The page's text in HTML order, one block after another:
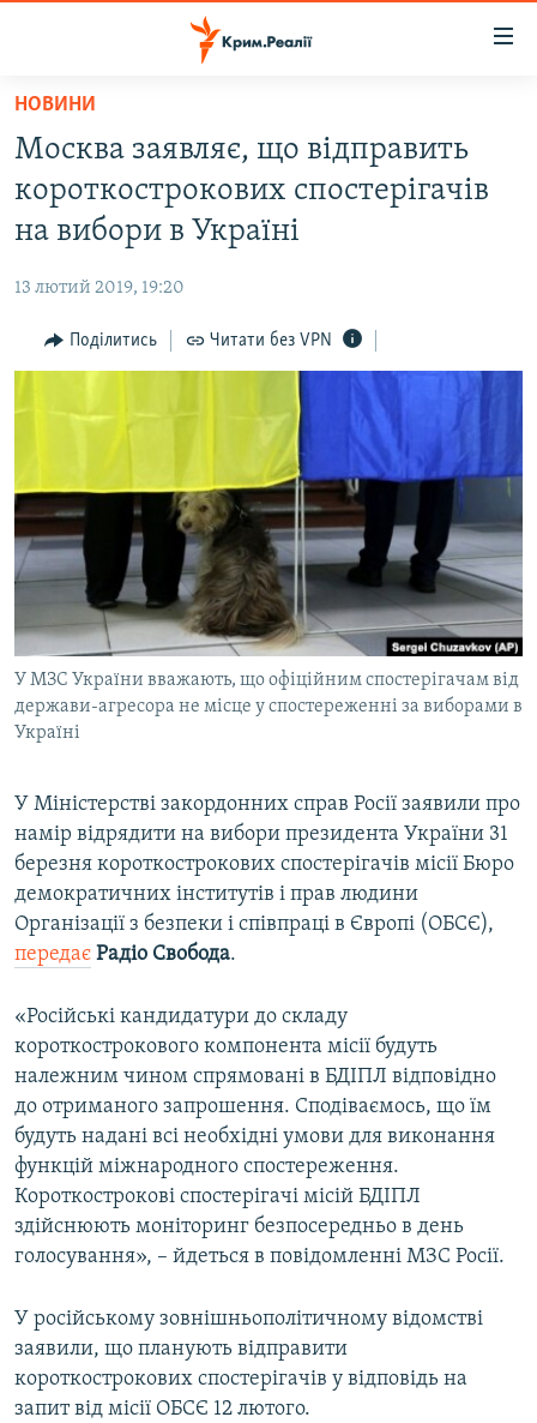
Перейти
основного
матеріалу
Перейти
до
основної
Перейти
до
ВІДЕО ТА ФОТО
БЛОГИ
ПОГЛЯД
ВСЕ ЗА ДЕНЬ
ДЕПОРТАЦІЯ
ВІДЕОУРОКИ «ELIFBE»
СВІДЧЕННЯ ОКУПАЦІЇ
УКРАЇНСЬКА ПРОБЛЕМА КРИМУ
ІНФОГРАФІКА
ЯК ОБІЙТИ БЛОКУВАННЯ
Русский
Qırımtatar
ДОЛУЧАЙСЯ!
Усі сайти RFE/RL
НОВИНИ
Москва заявляє, що відправить
короткострокових спостерігачів
на вибори в Україні
13 лютий 2019, 19:20
Поділитись Читати без VPN
У МЗС України вважають, що офіційним спостерігачам від
держави-агресора не місце у спостереженні за виборами в
Україні
У Міністерстві закордонних справ Росії заявили про
намір відрядити на вибори президента України 31
березня короткострокових спостерігачів місії Бюро
демократичних інститутів і прав людини
Організації з безпеки і співпраці в Європі (ОБСЄ),
передає Радіо Свобода.
«Російські кандидатури до складу
короткострокового компонента місії будуть
належним чином спрямовані в БДІПЛ відповідно
до отриманого запрошення. Сподіваємось, що їм
будуть надані всі необхідні умови для виконання
функцій міжнародного спостереження.
Короткострокові спостерігачі місій БДІПЛ
здійснюють моніторинг безпосередньо в день
голосування», – йдеться в повідомленні МЗС Росії.
У російському зовнішньополітичному відомстві
заявили, що планують відправити
короткострокових спостерігачів у відповідь на
запит від місії ОБСЄ 12 лютого.